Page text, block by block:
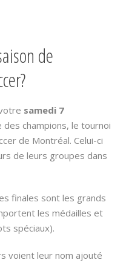
de
samedi 7
champions, le tournoi
de Montréal. Celui-ci
de leurs groupes dans
finales sont les grands
les médailles et
spéciaux).
voient leur nom ajouté